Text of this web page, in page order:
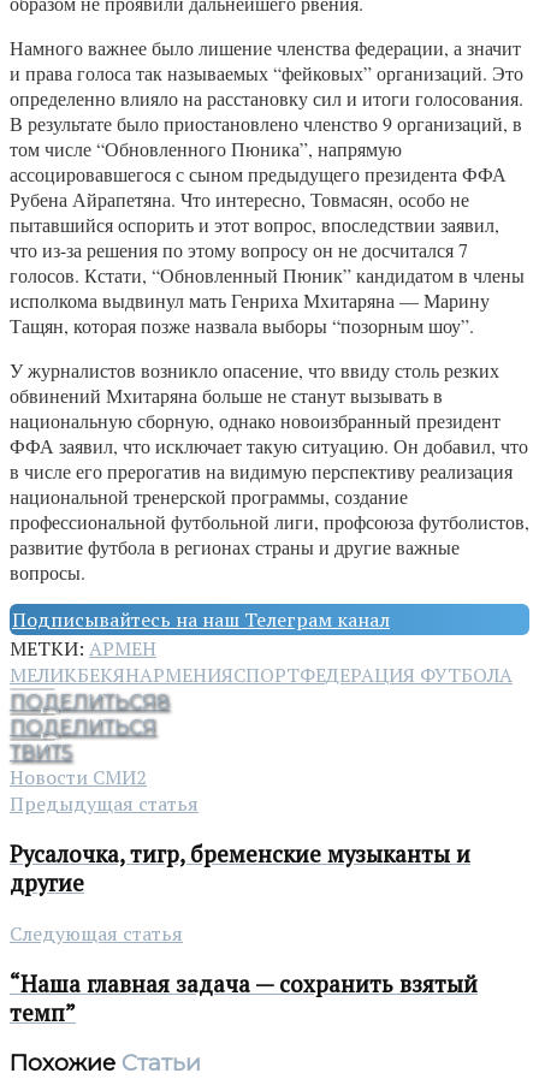
Намного важнее было лишение членства федерации, а значит
и права голоса так называемых “фейковых” организаций. Это
определенно влияло на расстановку сил и итоги голосования.
В результате было приостановлено членство 9 организаций, в
том числе “Обновленного Пюника”, напрямую
ассоцировавшегося с сыном предыдущего президента ФФА
Рубена Айрапетяна. Что интересно, Товмасян, особо не
пытавшийся оспорить и этот вопрос, впоследствии заявил,
что из-за решения по этому вопросу он не досчитался 7
голосов. Кстати, “Обновленный Пюник” кандидатом в члены
исполкома выдвинул мать Генриха Мхитаряна — Марину
Тащян, которая позже назвала выборы “позорным шоу”.
У журналистов возникло опасение, что ввиду столь резких
обвинений Мхитаряна больше не станут вызывать в
национальную сборную, однако новоизбранный президент
ФФА заявил, что исключает такую ситуацию. Он добавил, что
в числе его прерогатив на видимую перспективу реализация
национальной тренерской программы, создание
профессиональной футбольной лиги, профсоюза футболистов,
развитие футбола в регионах страны и другие важные
вопросы.
Подписывайтесь на наш Телеграм канал
МЕТКИ: АРМЕН
МЕЛИКБЕКЯНАРМЕНИЯСПОРТФЕДЕРАЦИЯ ФУТБОЛА
ПОДЕЛИТЬСЯ8
ПОДЕЛИТЬСЯ
ТВИТ5
Новости СМИ2
Предыдущая статья
Русалочка, тигр, бременские музыканты и
другие
Следующая статья
“Наша главная задача — сохранить взятый
темп”
Похожие Статьи